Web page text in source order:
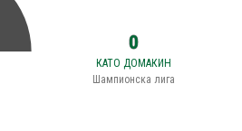
0
КАТО ДОМАКИН
Шампионска лига